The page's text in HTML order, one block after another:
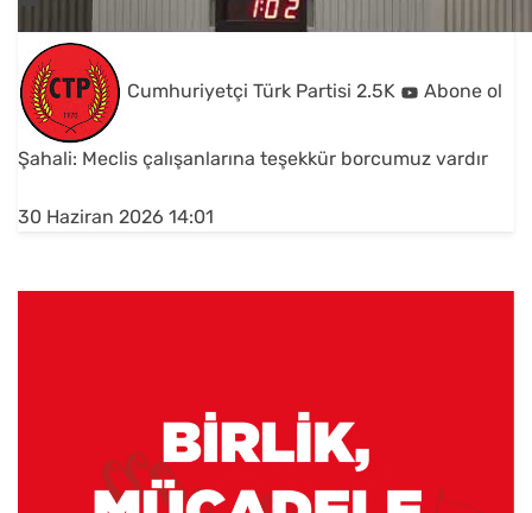
Cumhuriyetçi Türk Partisi 2.5K Abone ol
Şahali: Meclis çalışanlarına teşekkür borcumuz vardır
30 Haziran 2026 14:01